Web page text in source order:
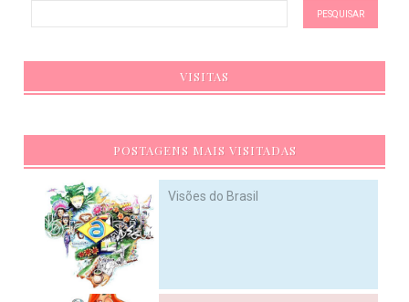
VISITAS
POSTAGENS MAIS VISITADAS
Visões do Brasil